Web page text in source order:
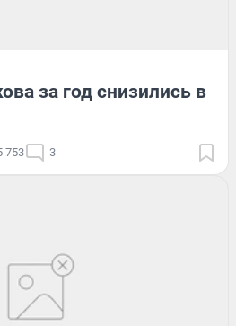
за год снизились в
753 3